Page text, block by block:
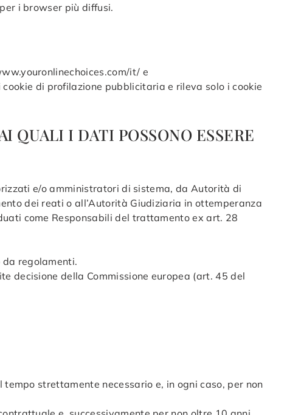
i browser più diffusi.
it/ e
di profilazione pubblicitaria e rileva solo i cookie
QUALI I DATI POSSONO ESSERE
e/o amministratori di sistema, da Autorità di
dei reati o all’Autorità Giudiziaria in ottemperanza
come Responsabili del trattamento ex art. 28
regolamenti.
decisione della Commissione europea (art. 45 del
strettamente necessario e, in ogni caso, per non